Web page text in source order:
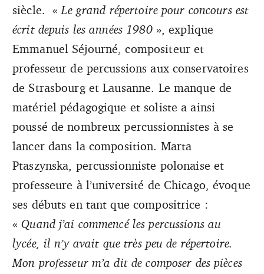
siècle. «Le grand répertoire pour concours est
écrit depuis les années 1980», explique
Emmanuel Séjourné, compositeur et
professeur de percussions aux conservatoires
de Strasbourg et Lausanne. Le manque de
matériel pédagogique et soliste a ainsi
poussé de nombreux percussionnistes à se
lancer dans la composition. Marta
Ptaszynska, percussionniste polonaise et
professeure à l’université de Chicago, évoque
ses débuts en tant que compositrice :
«Quand j’ai commencé les percussions au
lycée, il n’y avait que très peu de répertoire.
Mon professeur m’a dit de composer des pièces